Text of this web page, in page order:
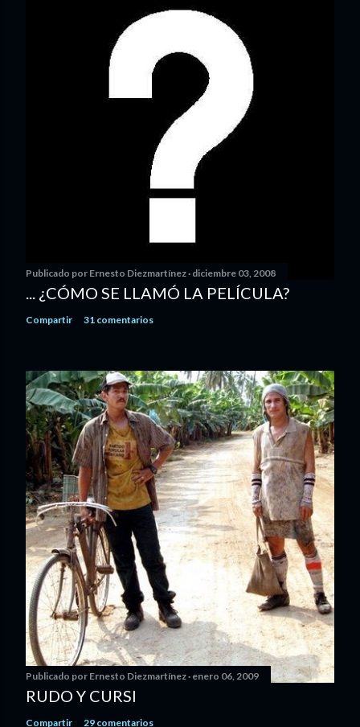
Publicado por Ernesto Diezmartínez diciembre 03, 2008
... ¿CÓMO SE LLAMÓ LA PELÍCULA?
Compartir 31 comentarios
Publicado por Ernesto Diezmartínez enero 06, 2009
RUDO Y CURSI
Compartir 29 comentarios